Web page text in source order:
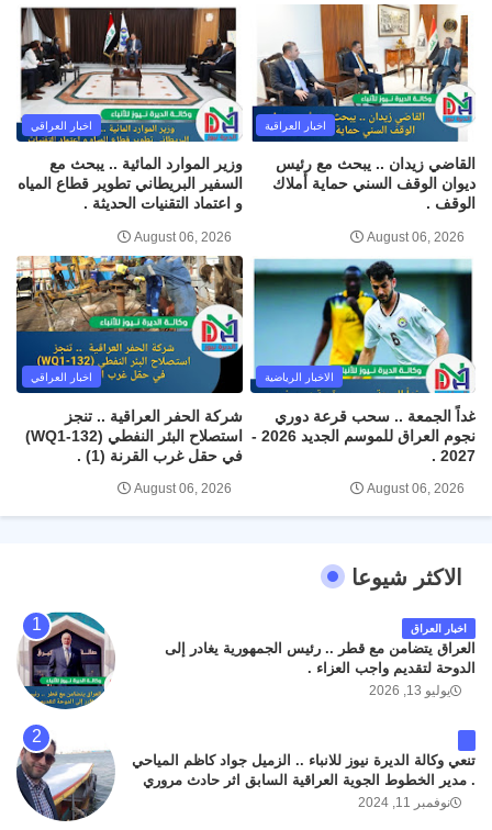
اخبار العراقية
القاضي زيدان .. يبحث مع رئيس
ديوان الوقف السني حماية أملاك
الوقف .
August 06, 2026
اخبار العراقي
وزير الموارد المائية .. يبحث مع
السفير البريطاني تطوير قطاع المياه
و اعتماد التقنيات الحديثة .
August 06, 2026
الاخبار الرياضية
غداً الجمعة .. سحب قرعة دوري
نجوم العراق للموسم الجديد 2026 -
2027 .
August 06, 2026
اخبار العراقي
شركة الحفر العراقية .. تنجز
استصلاح البئر النفطي (WQ1-132)
في حقل غرب القرنة (1) .
August 06, 2026
الاكثر شيوعا
اخبار العراق
العراق يتضامن مع قطر .. رئيس الجمهورية يغادر إلى
الدوحة لتقديم واجب العزاء .
يوليو 13, 2026
تنعي وكالة الديرة نيوز للانباء .. الزميل جواد كاظم المياحي
. مدير الخطوط الجوية العراقية السابق اثر حادث مروري
داخل مطار البصرة الدولي اليوم الاثنين على الطريق
نوفمبر 11, 2024